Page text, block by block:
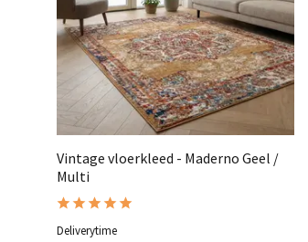
Vintage vloerkleed - Maderno Geel /
Multi
Deliverytime